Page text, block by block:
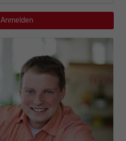
Anmelden